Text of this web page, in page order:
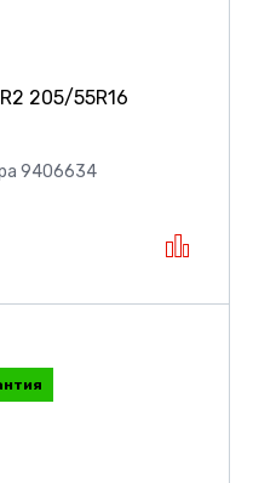
205/55R16
9406634